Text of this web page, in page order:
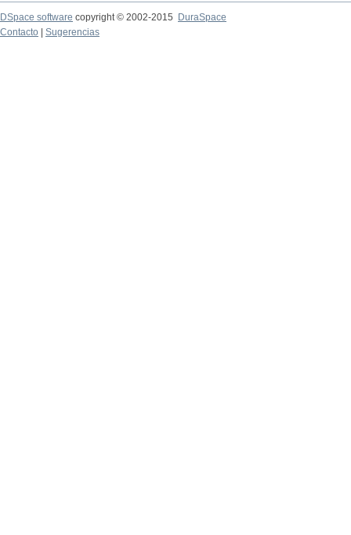
DSpace software copyright © 2002-2015
DuraSpace
Contacto
Sugerencias